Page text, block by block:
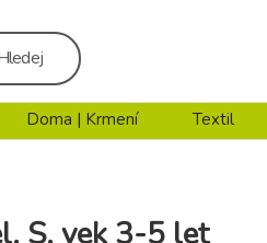
Doma | Krmení Textil
S, vek 3-5 let